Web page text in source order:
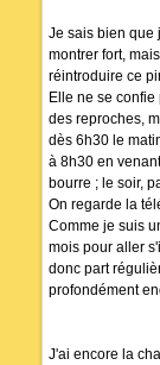
Je sais bien que
montrer fort,
réintroduire ce
Elle ne se
des reproches,
dès 6h30 le
à 8h30 en
bourre ; le soir,
On regarde la
Comme je suis
mois pour aller
donc part
profondément
J'ai encore la